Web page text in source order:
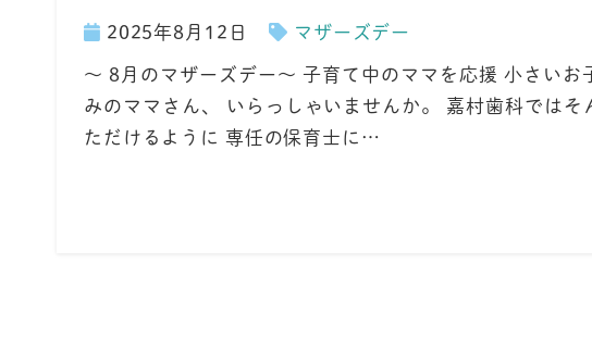
2025年8月12日
マザーズデー
～ 8月のマザーズデー～ 子育て中のママを応援 小さい
みのママさん、 いらっしゃいませんか。 嘉村歯科では
ただけるように 専任の保育士に…